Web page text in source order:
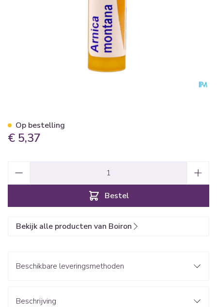
€ 5,37
Bestel
Op bestelling
Bekijk alle producten van Boiron
Beschikbare leveringsmethoden
Beschrijving